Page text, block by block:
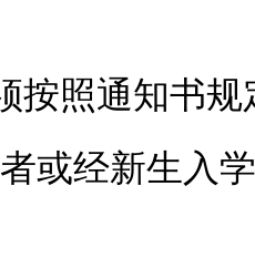
照通知书规
或经新生入